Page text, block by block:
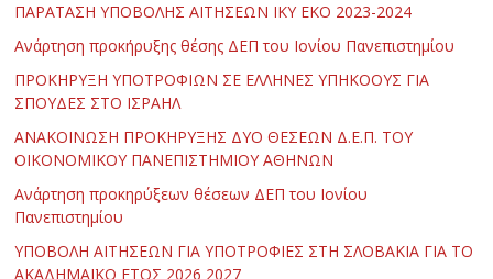
ΠΑΡΑΤΑΣΗ ΥΠΟΒΟΛΗΣ ΑΙΤΗΣΕΩΝ ΙΚΥ ΕΚΟ 2023-2024
Ανάρτηση προκήρυξης θέσης ΔΕΠ του Ιονίου Πανεπιστημίου
ΠΡΟΚΗΡΥΞΗ ΥΠΟΤΡΟΦΙΩΝ ΣΕ ΕΛΛΗΝΕΣ ΥΠΗΚΟΟΥΣ ΓΙΑ
ΣΠΟΥΔΕΣ ΣΤΟ ΙΣΡΑΗΛ
ΑΝΑΚΟΙΝΩΣΗ ΠΡΟΚΗΡΥΞΗΣ ΔΥΟ ΘΕΣΕΩΝ Δ.Ε.Π. ΤΟΥ
ΟΙΚΟΝΟΜΙΚΟΥ ΠΑΝΕΠΙΣΤΗΜΙΟΥ ΑΘΗΝΩΝ
Ανάρτηση προκηρύξεων θέσεων ΔΕΠ του Ιονίου
Πανεπιστημίου
ΥΠΟΒΟΛΗ ΑΙΤΗΣΕΩΝ ΓΙΑ ΥΠΟΤΡΟΦΙΕΣ ΣΤΗ ΣΛΟΒΑΚΙΑ ΓΙΑ ΤΟ
ΑΚΑΔΗΜΑΪΚΟ ΕΤΟΣ 2026 2027